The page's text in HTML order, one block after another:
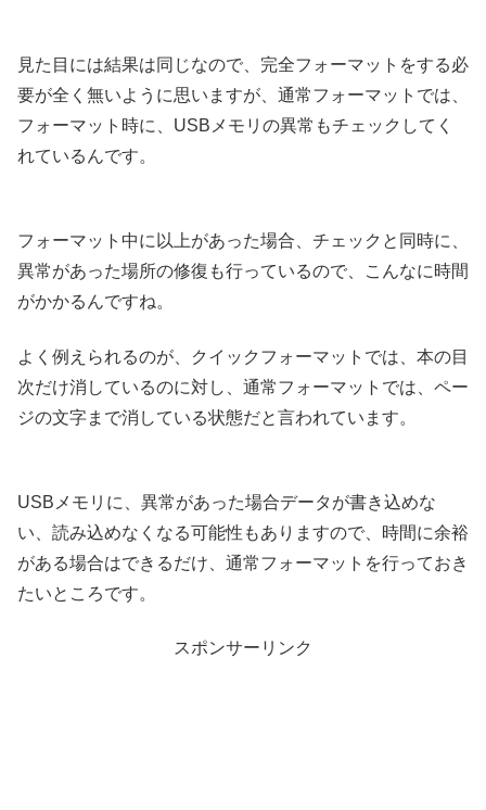
見た目には結果は同じなので、完全フォーマットをする必
要が全く無いように思いますが、通常フォーマットでは、
フォーマット時に、USBメモリの異常もチェックしてく
れているんです。
フォーマット中に以上があった場合、チェックと同時に、
異常があった場所の修復も行っているので、こんなに時間
がかかるんですね。
よく例えられるのが、クイックフォーマットでは、本の目
次だけ消しているのに対し、通常フォーマットでは、ペー
ジの文字まで消している状態だと言われています。
USBメモリに、異常があった場合データが書き込めな
い、読み込めなくなる可能性もありますので、時間に余裕
がある場合はできるだけ、通常フォーマットを行っておき
たいところです。
スポンサーリンク